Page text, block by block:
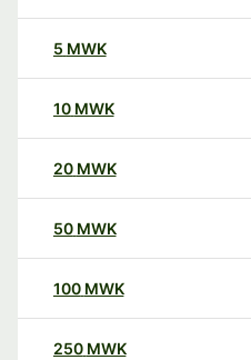
5 MWK
10 MWK
20 MWK
50 MWK
100 MWK
250 MWK